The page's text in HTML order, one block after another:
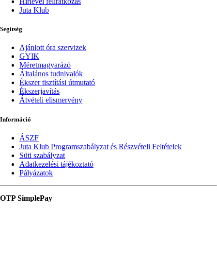
Juta Klub
Segítség
Ajánlott óra szervizek
GYIK
Méretmagyarázó
Általános tudnivalók
Ékszer tisztítási útmutató
Ékszerjavítás
Átvételi elismervény
Információ
ÁSZF
Juta Klub Programszabályzat és Részvételi Feltételek
Süti szabályzat
Adatkezelési tájékoztató
Pályázatok
OTP SimplePay